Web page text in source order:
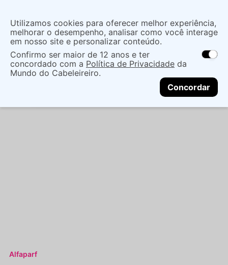
localização
As ofertas e opções de entrega variam de
acordo com a região.Não sei meu CEP
CONTINUAR
O que você procura?
Coloração Marcas de Salão Oxidantes
Alfaparf
Utilizamos cookies para oferecer melhor experiência,
melhorar o desempenho, analisar como você interage
em nosso site e personalizar conteúdo.
Confirmo ser maior de 12 anos e ter
concordado com a Política de Privacidade da
Mundo do Cabeleireiro.
Concordar